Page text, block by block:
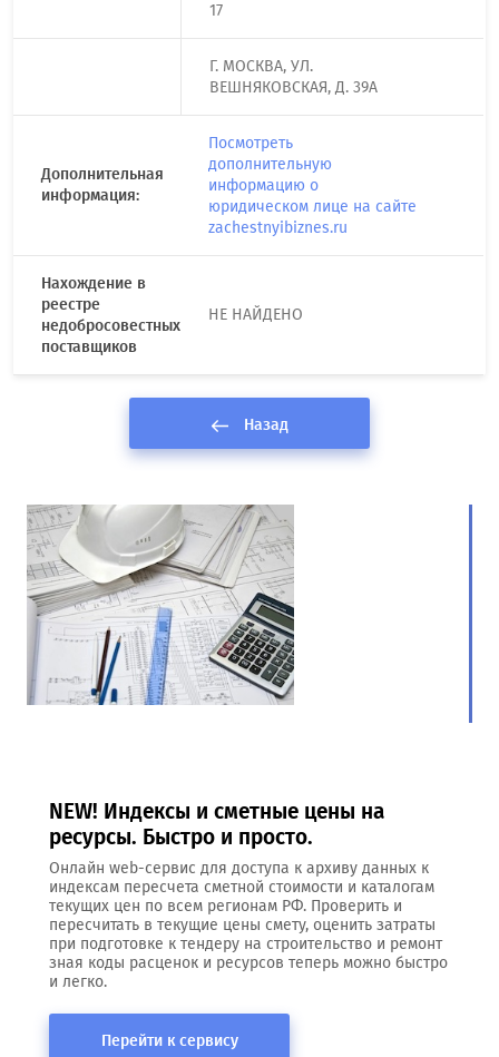
17
Г. МОСКВА, УЛ.
ВЕШНЯКОВСКАЯ, Д. 39А
Дополнительная
информация:
Посмотреть
дополнительную
информацию о
юридическом лице на сайте
zachestnyibiznes.ru
Нахождение в
реестре
недобросовестных
поставщиков
НЕ НАЙДЕНО
Назад
NEW! Индексы и сметные цены на
ресурсы. Быстро и просто.
Онлайн web-сервис для доступа к архиву данных к
индексам пересчета сметной стоимости и каталогам
текущих цен по всем регионам РФ. Проверить и
пересчитать в текущие цены смету, оценить затраты
при подготовке к тендеру на строительство и ремонт
зная коды расценок и ресурсов теперь можно быстро
и легко.
Перейти к сервису